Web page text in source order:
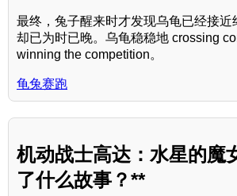
最终，兔子醒来时才发现乌龟已经接近
却已为时已晚。乌龟稳稳地 crossing
winning the competition。
龟兔赛跑
机动战士高达：水星的魔
了什么故事？**